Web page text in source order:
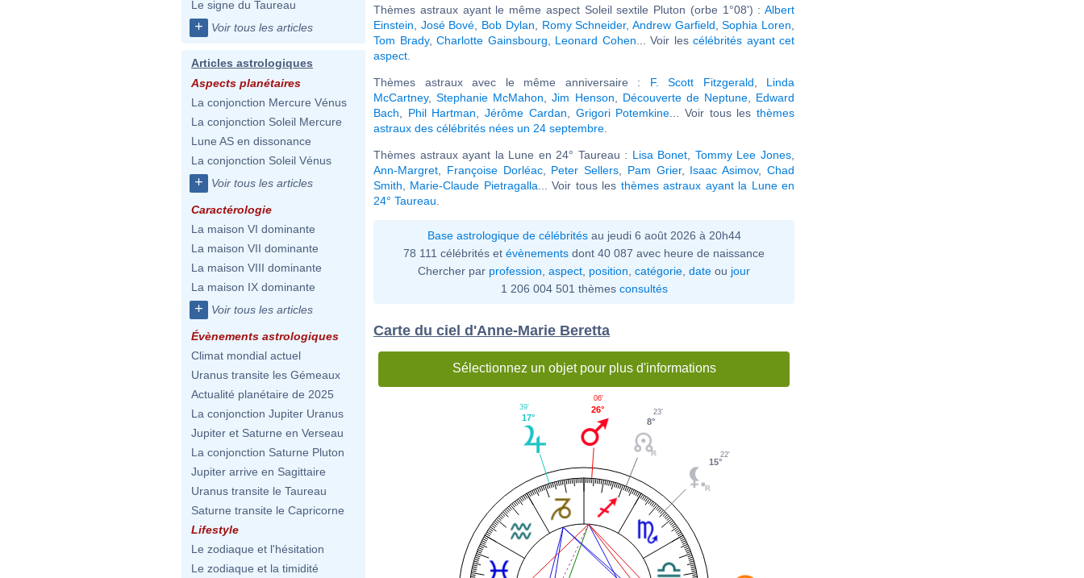
Le signe du Taureau
+ Voir tous les articles
Articles astrologiques
Aspects planétaires
La conjonction Mercure Vénus
La conjonction Soleil Mercure
Lune AS en dissonance
La conjonction Soleil Vénus
+ Voir tous les articles
Caractérologie
La maison VI dominante
La maison VII dominante
La maison VIII dominante
La maison IX dominante
+ Voir tous les articles
Évènements astrologiques
Climat mondial actuel
Uranus transite les Gémeaux
Actualité planétaire de 2025
La conjonction Jupiter Uranus
Jupiter et Saturne en Verseau
La conjonction Saturne Pluton
Jupiter arrive en Sagittaire
Uranus transite le Taureau
Saturne transite le Capricorne
Lifestyle
Le zodiaque et l'hésitation
Le zodiaque et la timidité
Thèmes astraux ayant le même aspect Soleil sextile Pluton (orbe 1°08') : Albert
Einstein
José Bové Bob Dylan Romy Schneider, Andrew Garfield ,Sophia Loren
Tom Brady, Charlotte Gainsbourg Leonard Cohen ... Voir les célébrités ayant cet
aspect
Thèmes astraux avec le même anniversaire : F. Scott Fitzgerald
Linda
McCartney,Stephanie McMahon ,Jim Henson Découverte de Neptune, Edward
Bach
Phil Hartman ,Jérôme Cardan Grigori Potemkine ... Voir tous lesthèmes
astraux des célébrités nées un 24 septembre
Thèmes astraux ayant la Lune en 24° Taureau : Lisa Bonet Tommy Lee Jones
Ann-Margret
Françoise Dorléac, Peter Sellers Pam Grier, Isaac Asimov,Chad
Smith
Marie-Claude Pietragalla ... Voir tous les thèmes astraux ayant la Lune en
24° Taureau
Base astrologique de célébritésau jeudi 6 août 2026 à 20h44
78 111 célébrités et évènements dont 40 087 avec heure de naissance
Chercher par profession aspect position catégorie date ou jour
1 206 004 501 thèmes consultés
Carte du ciel d'Anne-Marie Beretta
Sélectionnez un objet pour plus d'informations
15°
22'
8°
23'
26°
06'
17°
39'